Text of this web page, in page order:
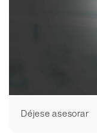
Déjese asesorar